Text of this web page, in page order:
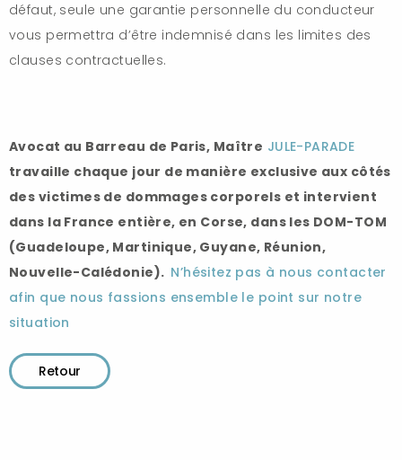
défaut, seule une garantie personnelle du conducteur
vous permettra d’être indemnisé dans les limites des
clauses contractuelles.
Avocat au Barreau de Paris, Maître JULE-PARADE
travaille chaque jour de manière exclusive aux côtés
des victimes de dommages corporels et intervient
dans la France entière, en Corse, dans les DOM-TOM
(Guadeloupe, Martinique, Guyane, Réunion,
Nouvelle-Calédonie). N’hésitez pas à nous contacter
afin que nous fassions ensemble le point sur notre
situation
Retour